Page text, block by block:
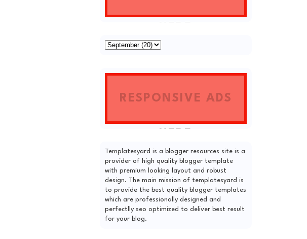
RESPONSIVE ADS
Templatesyard is a blogger resources site is a
provider of high quality blogger template
with premium looking layout and robust
design. The main mission of templatesyard is
to provide the best quality blogger templates
which are professionally designed and
perfectlly seo optimized to deliver best result
for your blog.